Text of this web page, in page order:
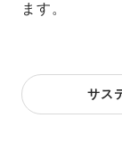
ます。
サス